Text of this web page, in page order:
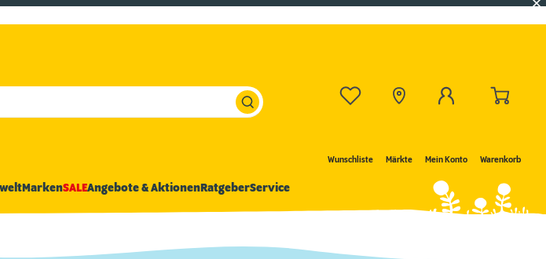
Wunschliste Märkte Mein Konto Warenkorb
MarkenSALEAngebote & AktionenRatgeberService